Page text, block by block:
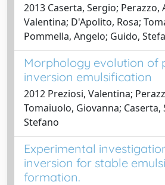
2013 Caserta, Sergio; Perazzo,
Valentina; D'Apolito, Rosa;
Pommella, Angelo; Guido,
Morphology evolution of
inversion emulsification
2012 Preziosi, Valentina;
Tomaiuolo, Giovanna; Caserta,
Stefano
Experimental
inversion for stable
formation.